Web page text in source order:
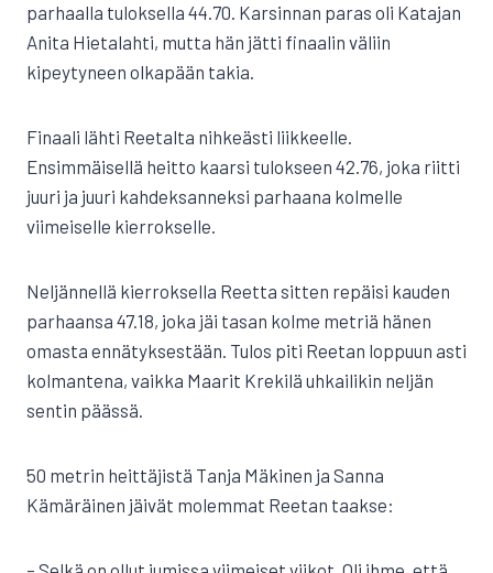
parhaalla tuloksella 44.70. Karsinnan paras oli Katajan
Anita Hietalahti, mutta hän jätti finaalin väliin
kipeytyneen olkapään takia.
Finaali lähti Reetalta nihkeästi liikkeelle.
Ensimmäisellä heitto kaarsi tulokseen 42.76, joka riitti
juuri ja juuri kahdeksanneksi parhaana kolmelle
viimeiselle kierrokselle.
Neljännellä kierroksella Reetta sitten repäisi kauden
parhaansa 47.18, joka jäi tasan kolme metriä hänen
omasta ennätyksestään. Tulos piti Reetan loppuun asti
kolmantena, vaikka Maarit Krekilä uhkailikin neljän
sentin päässä.
50 metrin heittäjistä Tanja Mäkinen ja Sanna
Kämäräinen jäivät molemmat Reetan taakse: